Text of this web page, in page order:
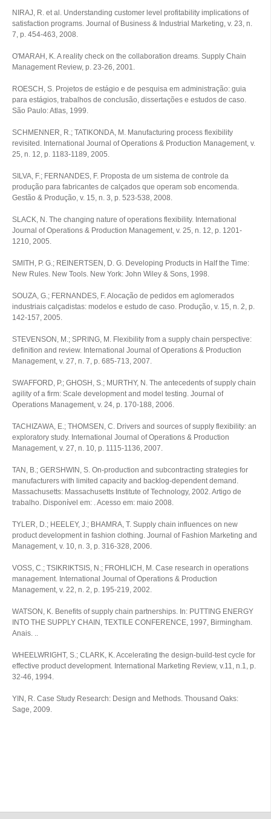
NIRAJ, R. et al. Understanding customer level profitability implications of
satisfaction programs. Journal of Business & Industrial Marketing, v. 23, n.
7, p. 454-463, 2008.
O'MARAH, K. A reality check on the collaboration dreams. Supply Chain
Management Review, p. 23-26, 2001.
ROESCH, S. Projetos de estágio e de pesquisa em administração: guia
para estágios, trabalhos de conclusão, dissertações e estudos de caso.
São Paulo: Atlas, 1999.
SCHMENNER, R.; TATIKONDA, M. Manufacturing process flexibility
revisited. International Journal of Operations & Production Management, v.
25, n. 12, p. 1183-1189, 2005.
SILVA, F.; FERNANDES, F. Proposta de um sistema de controle da
produção para fabricantes de calçados que operam sob encomenda.
Gestão & Produção, v. 15, n. 3, p. 523-538, 2008.
SLACK, N. The changing nature of operations flexibility. International
Journal of Operations & Production Management, v. 25, n. 12, p. 1201-
1210, 2005.
SMITH, P. G.; REINERTSEN, D. G. Developing Products in Half the Time:
New Rules. New Tools. New York: John Wiley & Sons, 1998.
SOUZA, G.; FERNANDES, F. Alocação de pedidos em aglomerados
industriais calçadistas: modelos e estudo de caso. Produção, v. 15, n. 2, p.
142-157, 2005.
STEVENSON, M.; SPRING, M. Flexibility from a supply chain perspective:
definition and review. International Journal of Operations & Production
Management, v. 27, n. 7, p. 685-713, 2007.
SWAFFORD, P.; GHOSH, S.; MURTHY, N. The antecedents of supply chain
agility of a firm: Scale development and model testing. Journal of
Operations Management, v. 24, p. 170-188, 2006.
TACHIZAWA, E.; THOMSEN, C. Drivers and sources of supply flexibility: an
exploratory study. International Journal of Operations & Production
Management, v. 27, n. 10, p. 1115-1136, 2007.
TAN, B.; GERSHWIN, S. On-production and subcontracting strategies for
manufacturers with limited capacity and backlog-dependent demand.
Massachusetts: Massachusetts Institute of Technology, 2002. Artigo de
trabalho. Disponível em: . Acesso em: maio 2008.
TYLER, D.; HEELEY, J.; BHAMRA, T. Supply chain influences on new
product development in fashion clothing. Journal of Fashion Marketing and
Management, v. 10, n. 3, p. 316-328, 2006.
VOSS, C.; TSIKRIKTSIS, N.; FROHLICH, M. Case research in operations
management. International Journal of Operations & Production
Management, v. 22, n. 2, p. 195-219, 2002.
WATSON, K. Benefits of supply chain partnerships. In: PUTTING ENERGY
INTO THE SUPPLY CHAIN, TEXTILE CONFERENCE, 1997, Birmingham.
Anais. ..
WHEELWRIGHT, S.; CLARK, K. Accelerating the design-build-test cycle for
effective product development. International Marketing Review, v.11, n.1, p.
32-46, 1994.
YIN, R. Case Study Research: Design and Methods. Thousand Oaks:
Sage, 2009.